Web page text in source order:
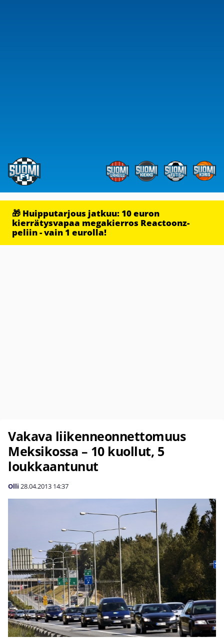
🎁 Huipputarjous jatkuu: 10 euron
kierrätysvapaa megakierros Reactoonz-
peliin - vain 1 eurolla!
Vakava liikenneonnettomuus
Meksikossa – 10 kuollut, 5
loukkaantunut
Olli 28.04.2013 14:37